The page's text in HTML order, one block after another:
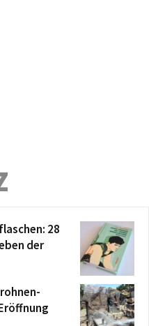
28
der